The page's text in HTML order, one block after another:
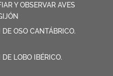
Y OBSERVAR AVES
OSO CANTÁBRICO.
LOBO IBÉRICO.